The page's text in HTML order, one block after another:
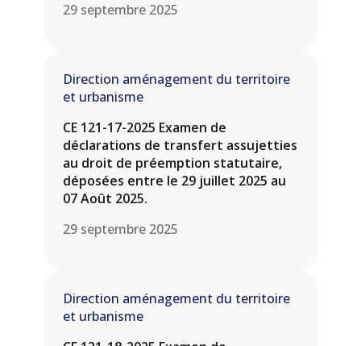
29 septembre 2025
Direction aménagement du territoire
et urbanisme
CE 121-17-2025 Examen de
déclarations de transfert assujetties
au droit de préemption statutaire,
déposées entre le 29 juillet 2025 au
07 Août 2025.
29 septembre 2025
Direction aménagement du territoire
et urbanisme